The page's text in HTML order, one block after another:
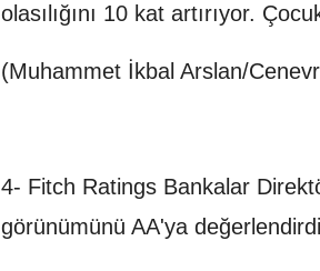
olasılığını 10 kat artırıyor.
(Muhammet İkbal Arslan/
4- Fitch Ratings Bankalar
görünümünü AA'ya